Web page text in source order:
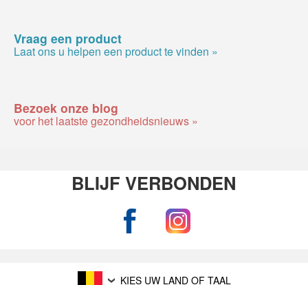
Vraag een product
Laat ons u helpen een product te vinden »
Bezoek onze blog
voor het laatste gezondheidsnieuws »
BLIJF VERBONDEN
KIES UW LAND OF TAAL